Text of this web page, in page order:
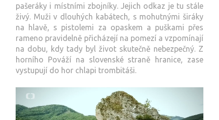
pašeráky i místními zbojníky. Jejich odkaz je tu stále
živý. Muži v dlouhých kabátech, s mohutnými širáky
na hlavě, s pistolemi za opaskem a puškami přes
rameno pravidelně přicházejí na pomezí a vzpomínají
na dobu, kdy tady byl život skutečně nebezpečný. Z
horního Pováží na slovenské straně hranice, zase
vystupují do hor chlapi trombitáši.